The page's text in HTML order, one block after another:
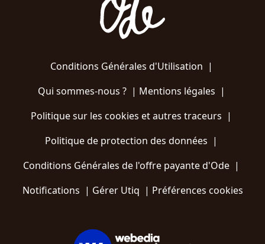
Conditions Générales d'Utilisation |
Qui sommes-nous ?| Mentions légales |
Politique sur les cookies et autres traceurs |
Politique de protection des données |
Conditions Générales de l'offre payante d'Ode |
Notifications | Gérer Utiq | Préférences cookies